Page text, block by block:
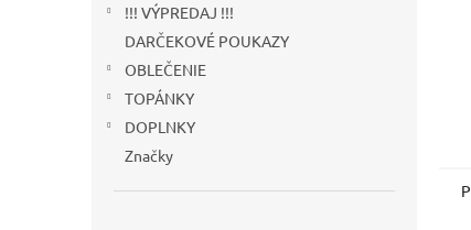
!!! VÝPREDAJ !!!
DARČEKOVÉ POUKAZY
OBLEČENIE
TOPÁNKY
DOPLNKY
Značky